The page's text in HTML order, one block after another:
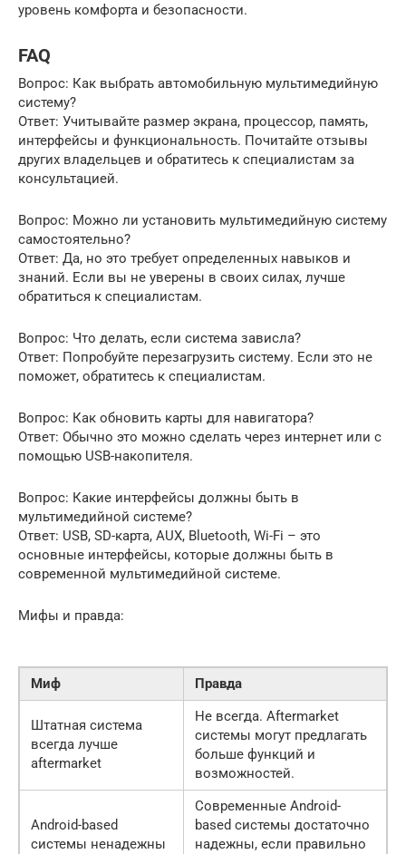
уровень комфорта и безопасности.
FAQ
Вопрос: Как выбрать автомобильную мультимедийную
систему?
Ответ: Учитывайте размер экрана, процессор, память,
интерфейсы и функциональность. Почитайте отзывы
других владельцев и обратитесь к специалистам за
консультацией.
Вопрос: Можно ли установить мультимедийную систему
самостоятельно?
Ответ: Да, но это требует определенных навыков и
знаний. Если вы не уверены в своих силах, лучше
обратиться к специалистам.
Вопрос: Что делать, если система зависла?
Ответ: Попробуйте перезагрузить систему. Если это не
поможет, обратитесь к специалистам.
Вопрос: Как обновить карты для навигатора?
Ответ: Обычно это можно сделать через интернет или с
помощью USB-накопителя.
Вопрос: Какие интерфейсы должны быть в
мультимедийной системе?
Ответ: USB, SD-карта, AUX, Bluetooth, Wi-Fi – это
основные интерфейсы, которые должны быть в
современной мультимедийной системе.
Мифы и правда:
Миф Правда
Штатная система
всегда лучше
aftermarket
Не всегда. Aftermarket
системы могут предлагать
больше функций и
возможностей.
Android-based
системы ненадежны
Современные Android-
based системы достаточно
надежны, если правильно